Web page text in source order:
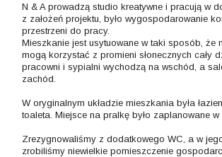
N & A prowadzą studio kreatywne i pracują w
z założeń projektu, było wygospodarowanie
przestrzeni do pracy.
Mieszkanie jest usytuowane w taki sposób, że
mogą korzystać z promieni słonecznych cały
pracowni i sypialni wychodzą na wschód, a
zachód.
W oryginalnym układzie mieszkania była
toaleta. Miejsce na pralkę było zaplanowane w
Zrezygnowaliśmy z dodatkowego WC, a w
zrobiliśmy niewielkie pomieszczenie